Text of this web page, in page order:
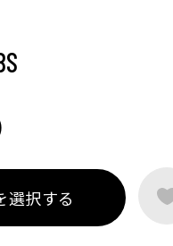
選択する